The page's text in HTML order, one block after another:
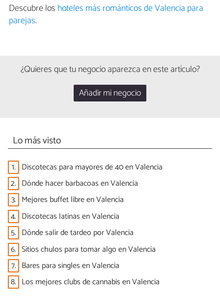
Descubre los hoteles más románticos de Valencia para
parejas.
¿Quieres que tu negocio aparezca en este artículo?
Añadir mi negocio
Lo más visto
1. Discotecas para mayores de 40 en Valencia
2. Dónde hacer barbacoas en Valencia
3. Mejores buffet libre en Valencia
4. Discotecas latinas en Valencia
5. Dónde salir de tardeo por Valencia
6. Sitios chulos para tomar algo en Valencia
7. Bares para singles en Valencia
8. Los mejores clubs de cannabis en Valencia